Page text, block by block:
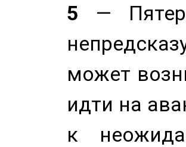
5 —
может
идти на
к